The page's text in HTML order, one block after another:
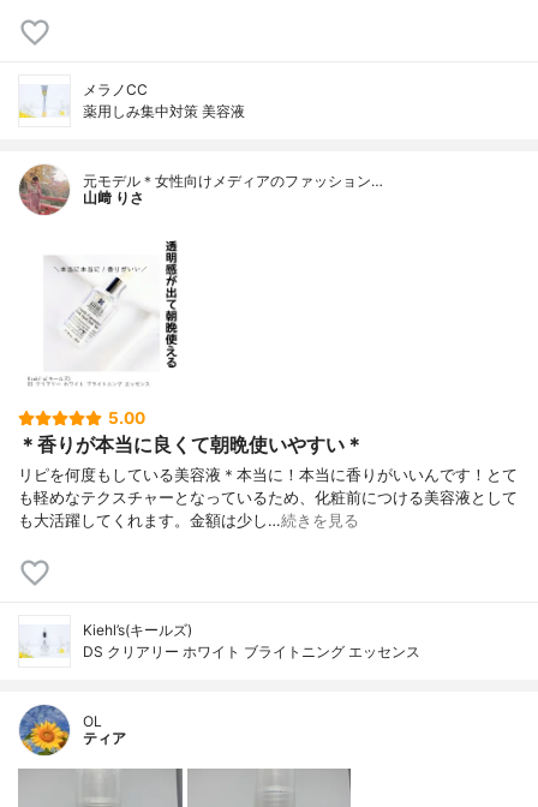
メラノCC
薬用しみ集中対策 美容液
元モデル＊女性向けメディアのファッション…
山﨑 りさ
5.00
＊香りが本当に良くて朝晩使いやすい＊
リピを何度もしている美容液＊本当に！本当に香りがいいんです！とて
も軽めなテクスチャーとなっているため、化粧前につける美容液として
も大活躍してくれます。金額は少し…続きを見る
Kiehl’s(キールズ)
DS クリアリー ホワイト ブライトニング エッセンス
OL
ティア